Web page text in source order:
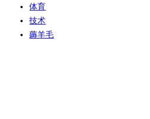
体育
技术
薅羊毛